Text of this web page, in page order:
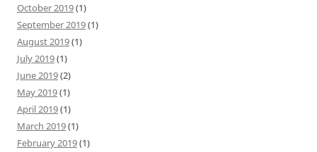
October 2019(1)
September 2019(1)
August 2019(1)
July 2019(1)
June 2019(2)
May 2019(1)
April 2019(1)
March 2019(1)
February 2019(1)